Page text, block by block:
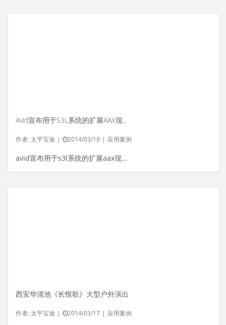
Avid宣布用于S3L系统的扩展AAX现场声音插件平台
作者: 太平宝迪 | 2014/03/19 | 应用案例
avid宣布用于s3l系统的扩展aax现场声音插...
西安华清池《长恨歌》大型户外演出
作者: 太平宝迪 | 2014/03/17 | 应用案例